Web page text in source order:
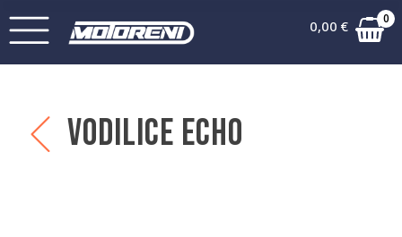
0,00 € 0
Vodilice Echo